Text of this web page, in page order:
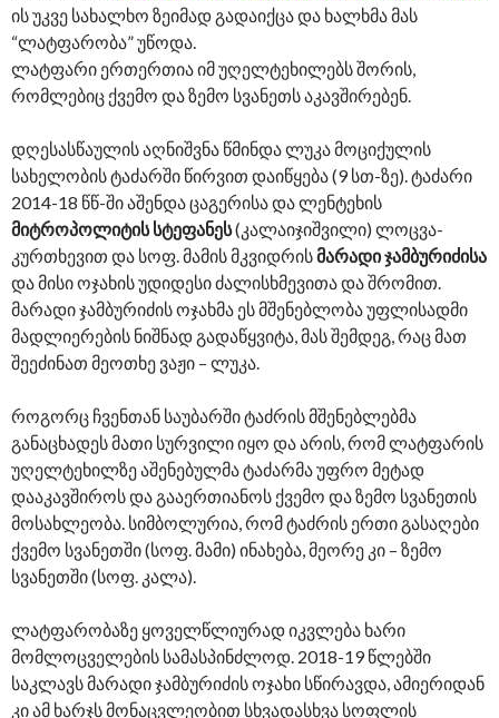
ის უკვე სახალხო ზეიმად გადაიქცა და ხალხმა მას
“ლატფარობა” უწოდა.
ლატფარი ერთერთია იმ უღელტეხილებს შორის,
რომლებიც ქვემო და ზემო სვანეთს აკავშირებენ.
დღესასწაულის აღნიშვნა წმინდა ლუკა მოციქულის
სახელობის ტაძარში წირვით დაიწყება (9 სთ-ზე). ტაძარი
2014-18 წწ-ში აშენდა ცაგერისა და ლენტეხის
მიტროპოლიტის სტეფანეს(კალაიჯიშვილი) ლოცვა-
კურთხევით და სოფ. მამის მკვიდრისმარადი ჯამბურიძისა
და მისი ოჯახის უდიდესი ძალისხმევითა და შრომით.
მარადი ჯამბურიძის ოჯახმა ეს მშენებლობა უფლისადმი
მადლიერების ნიშნად გადაწყვიტა, მას შემდეგ, რაც მათ
შეეძინათ მეოთხე ვაჟი – ლუკა.
როგორც ჩვენთან საუბარში ტაძრის მშენებლებმა
განაცხადეს მათი სურვილი იყო და არის, რომ ლატფარის
უღელტეხილზე აშენებულმა ტაძარმა უფრო მეტად
დააკავშიროს და გააერთიანოს ქვემო და ზემო სვანეთის
მოსახლეობა. სიმბოლურია, რომ ტაძრის ერთი გასაღები
ქვემო სვანეთში (სოფ. მამი) ინახება, მეორე კი – ზემო
სვანეთში (სოფ. კალა).
ლატფარობაზე ყოველწლიურად იკვლება ხარი
მომლოცველების სამასპინძლოდ. 2018-19 წლებში
საკლავს მარადი ჯამბურიძის ოჯახი სწირავდა, ამიერიდან
კი ამ ხარჯს მონაცვლეობით სხვადასხვა სოფლის